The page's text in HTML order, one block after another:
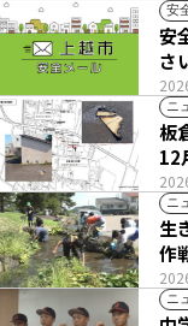
安
安
さ
ニ
板
12
ニ
生
作
ニ